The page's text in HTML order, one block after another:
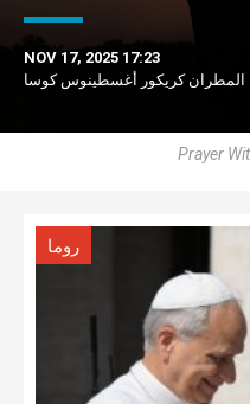
NOV 17, 2025 17:23
المطران كريكور أغسطينوس كوسا
Prayer
روما